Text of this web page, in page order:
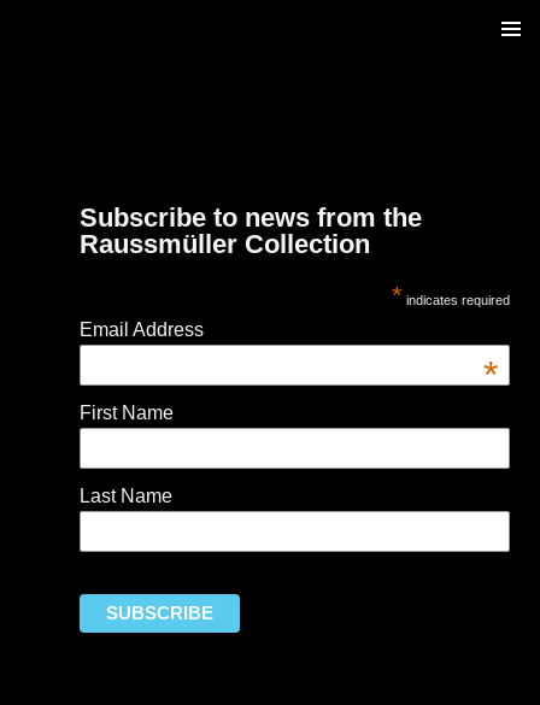
Subscribe to news from the
Raussmüller Collection
* indicates required
Email Address
*
First Name
Last Name